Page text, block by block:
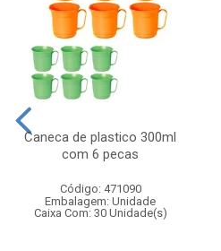
Caneca de plastico 300ml
com 6 pecas
Código: 471090
Embalagem: Unidade
Caixa Com: 30 Unidade(s)